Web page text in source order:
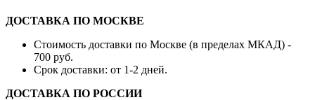
ДОСТАВКА ПО МОСКВЕ
Стоимость доставки по Москве (в пределах МКАД) -
700 руб.
Срок доставки: от 1-2 дней.
ДОСТАВКА ПО РОССИИ